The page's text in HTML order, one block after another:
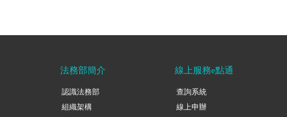
法務部簡介
認識法務部
組織架構
線上服務e點通
查詢系統
線上申辦